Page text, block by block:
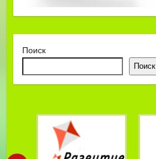
Поиск
Поиск